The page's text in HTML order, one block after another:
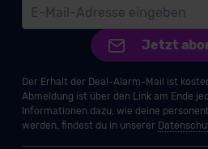
Jetzt
Der Erhalt der Deal-Alarm-Mail ist
Abmeldung ist über den Link am Ende
Informationen dazu, wie deine
werden, findest du in unserer